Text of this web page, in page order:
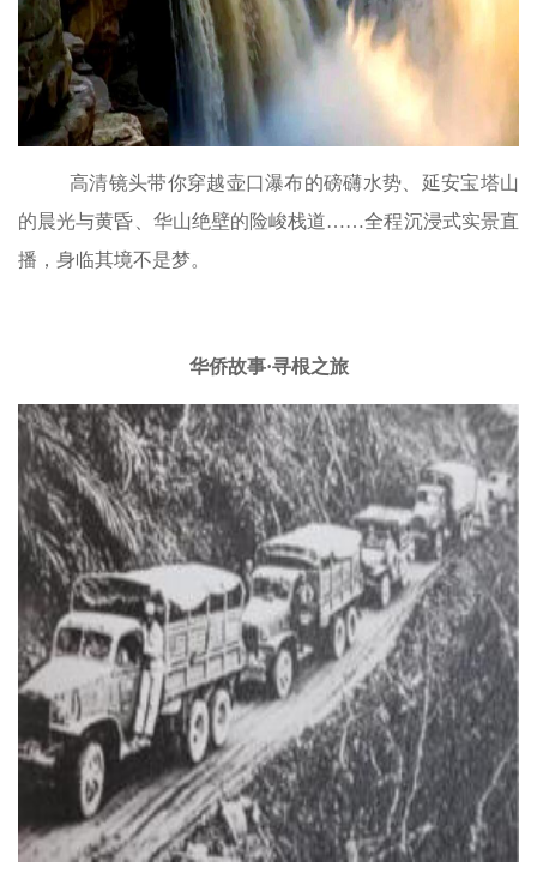
高清镜头带你穿越壶口瀑布的磅礴水势、延安宝塔山
的晨光与黄昏、华山绝壁的险峻栈道……全程沉浸式实景直
播，身临其境不是梦。
华侨故事·寻根之旅